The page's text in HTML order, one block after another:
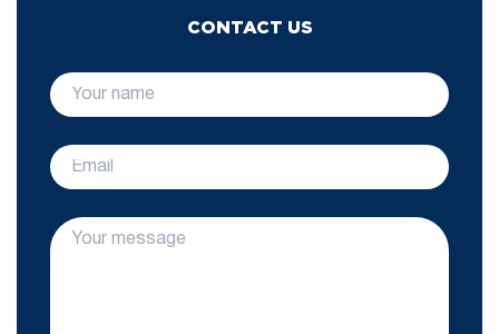
CONTACT US